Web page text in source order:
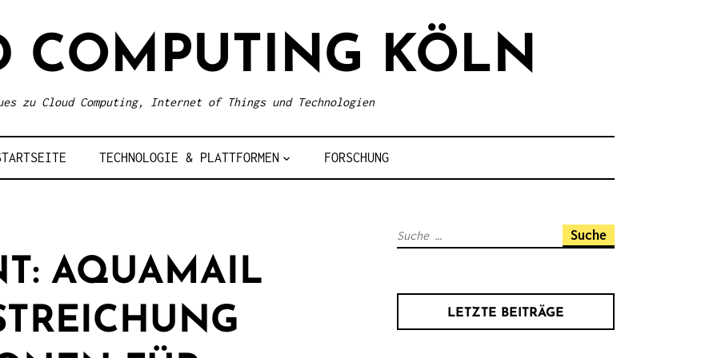
COMPUTING KÖLN
zu Cloud Computing, Internet of Things und Technologien
TECHNOLOGIE & PLATTFORMEN FORSCHUNG
AQUAMAIL
S
LETZTE BEITRÄGE